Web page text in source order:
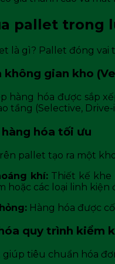
pallet trong
là gì? Pallet đóng
không gian kho
hàng hóa được sắp
tầng (Selective,
hóa tối ưu
pallet tạo ra một
khí: Thiết kế
hoặc các loại linh kiện
Hàng hóa được
quy trình kiểm
tiêu chuẩn hóa